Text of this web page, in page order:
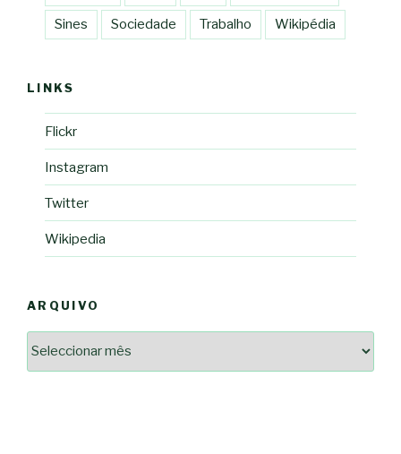
Sines Sociedade Trabalho Wikipédia
LINKS
Flickr
Instagram
Twitter
Wikipedia
ARQUIVO